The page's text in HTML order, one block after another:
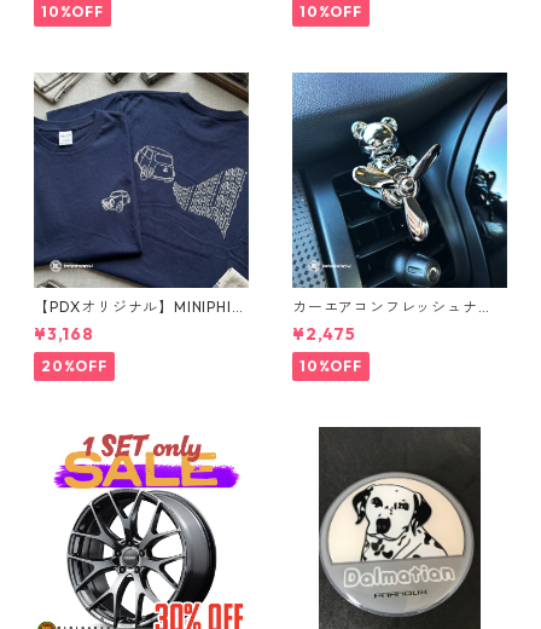
10%OFF 10%OFF
【PDXオリジナル】MINIPHIL
E Tシャツ
¥3,168
20%OFF
カーエアコンフレッシュナ
ー メタルベア（シルバー）
¥2,475
10%OFF